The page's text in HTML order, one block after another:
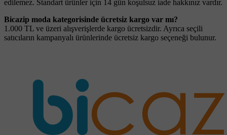
edilemez. Standart ürünler için 14 gün koşulsuz iade hakkınız vardır.
Bicazip moda kategorisinde ücretsiz kargo var mı?
1.000 TL ve üzeri alışverişlerde kargo ücretsizdir. Ayrıca seçili
satıcıların kampanyalı ürünlerinde ücretsiz kargo seçeneği bulunur.